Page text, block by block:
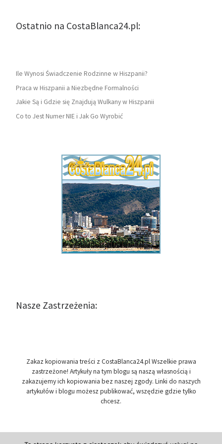
Ostatnio na CostaBlanca24.pl:
Ile Wynosi Świadczenie Rodzinne w Hiszpanii?
Praca w Hiszpanii a Niezbędne Formalności
Jakie Są i Gdzie się Znajdują Wulkany w Hiszpanii
Co to Jest Numer NIE i Jak Go Wyrobić
Nasze Zastrzeżenia:
Zakaz kopiowania treści z CostaBlanca24.pl Wszelkie prawa
zastrzeżone! Artykuły na tym blogu są naszą własnością i
zakazujemy ich kopiowania bez naszej zgody. Linki do naszych
artykułów i blogu możesz publikować, wszędzie gdzie tylko
chcesz.